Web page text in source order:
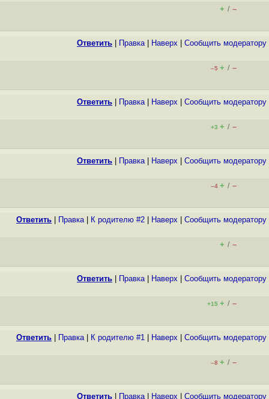
+ / –
Ответить Правка| Наверх Cообщить модератору
–5 + / –
Ответить Правка| Наверх Cообщить модератору
+3 + / –
Ответить Правка| Наверх Cообщить модератору
–4 + / –
Ответить Правка| К родителю #2 Наверх Cообщить модератору
+ / –
Ответить Правка| Наверх Cообщить модератору
+15 + / –
Ответить Правка| К родителю #1 Наверх Cообщить модератору
–8 + / –
Ответить Правка| Наверх Cообщить модератору